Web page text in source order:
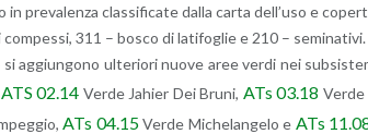
in pre­va­len­za clas­si­fi­ca­te dalla carta del­l’u­so e
311 – bosco di la­ti­fo­glie e 210 – se­mi­na­ti­vi.
ag­giun­go­no ul­te­rio­ri nuove aree verdi nei
ATS 02.14 Verde Ja­hier Dei Bruni, ATs 03.18
ATs 04.15Verde Mi­che­lan­ge­lo e ATs